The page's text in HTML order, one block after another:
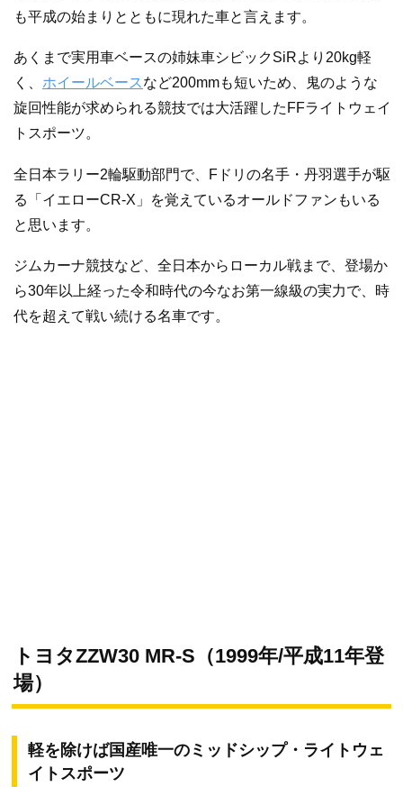
も平成の始まりとともに現れた車と言えます。
あくまで実用車ベースの姉妹車シビックSiRより20kg軽
く、 ホイールベース など200mmも短いため、鬼のような
旋回性能が求められる競技では大活躍したFFライトウェイ
トスポーツ。
全日本ラリー2輪駆動部門で、Fドリの名手・丹羽選手が駆
る「イエローCR-X」を覚えているオールドファンもいる
と思います。
ジムカーナ競技など、全日本からローカル戦まで、登場か
ら30年以上経った令和時代の今なお第一線級の実力で、時
代を超えて戦い続ける名車です。
トヨタZZW30 MR-S（1999年/平成11年登
場）
軽を除けば国産唯一のミッドシップ・ライトウェ
イトスポーツ